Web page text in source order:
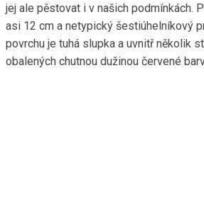
jej ale pěstovat i v našich podmínkách.
asi 12 cm a netypický šestiúhelníkový
povrchu je tuhá slupka a uvnitř několik
obalených chutnou dužinou červené